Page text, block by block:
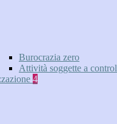
Burocrazia zero
Attività soggette a
4